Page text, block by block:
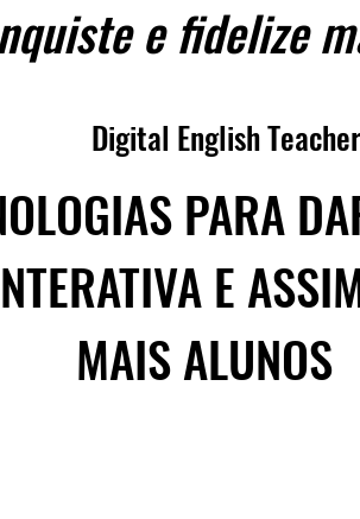
mais
Digital English Teacher
PARA
E
MAIS ALUNOS